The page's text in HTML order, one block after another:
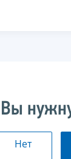
Нет